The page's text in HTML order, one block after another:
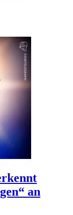
an